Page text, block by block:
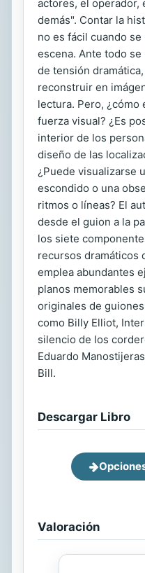
actores, el operador,
demás". Contar la
no es fácil cuando se
escena. Ante todo
de tensión
reconstruir en
lectura. Pero,
fuerza visual? ¿Es
interior de los
diseño de las
¿Puede visualizarse
escondido o una
ritmos o líneas? El
desde el guion a la
los siete
recursos dramáticos
emplea abundantes
planos memorables
originales de
como Billy Elliot,
silencio de los
Eduardo
Bill.
Descargar Libro
Valoración